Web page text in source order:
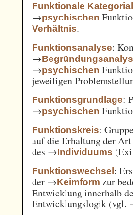
Funktionale
→psychischen
Verhältnis.
Funktionsanalyse:
→
→psychischen
jeweiligen
Funktionsgrundlage:
→psychischen
Funktionskreis:
auf die Erhaltung der
des →Individuums
Funktionswechsel:
der →Keimform zur
Entwicklung innerhalb
Entwicklungslogik